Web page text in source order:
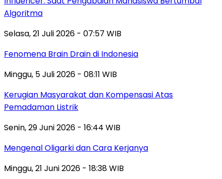
Algoritma
Selasa, 21 Juli 2026 - 07:57 WIB
Fenomena Brain Drain di Indonesia
Minggu, 5 Juli 2026 - 08:11 WIB
Kerugian Masyarakat dan Kompensasi Atas
Pemadaman Listrik
Senin, 29 Juni 2026 - 16:44 WIB
Mengenal Oligarki dan Cara Kerjanya
Minggu, 21 Juni 2026 - 18:38 WIB